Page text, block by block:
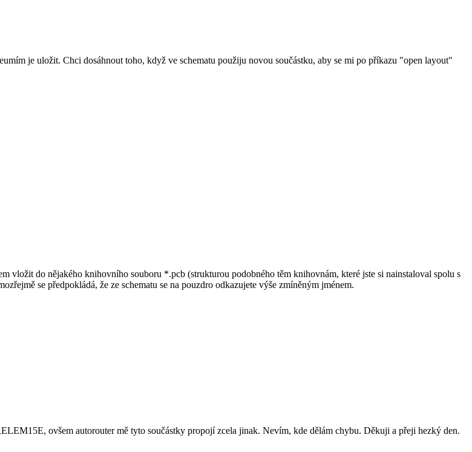
je uložit. Chci dosáhnout toho, když ve schematu použiju novou součástku, aby se mi po příkazu "open layout"
vložit do nějakého knihovního souboru *.pcb (strukturou podobného těm knihovnám, které jste si nainstaloval spolu s
se předpokládá, že ze schematu se na pouzdro odkazujete výše zmíněným jménem.
ovšem autorouter mě tyto součástky propojí zcela jinak. Nevím, kde dělám chybu. Děkuji a přeji hezký den.